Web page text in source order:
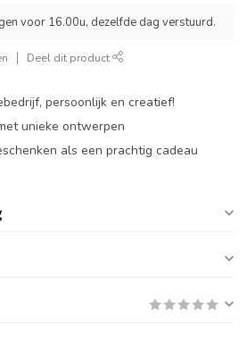
voor 16.00u, dezelfde dag verstuurd.
Deel dit product
persoonlijk en creatief!
unieke ontwerpen
als een prachtig cadeau